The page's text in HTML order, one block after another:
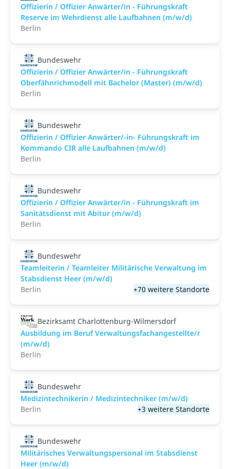
Offizierin / Offizier Anwärter/in - Führungskraft
Reserve im Wehrdienst alle Laufbahnen (m/w/d)
Berlin
Bundeswehr
Offizierin / Offizier Anwärter/in - Führungskraft
Oberfähnrichmodell mit Bachelor (Master) (m/w/d)
Berlin
Bundeswehr
Offizierin / Offizier Anwärter/-in- Führungskraft im
Kommando CIR alle Laufbahnen (m/w/d)
Berlin
Bundeswehr
Offizierin / Offizier Anwärter/in - Führungskraft im
Sanitätsdienst mit Abitur (m/w/d)
Berlin
Bundeswehr
Teamleiterin / Teamleiter Militärische Verwaltung im
Stabsdienst Heer (m/w/d)
Berlin
+70 weitere Standorte
Bezirksamt Charlottenburg-Wilmersdorf
Ausbildung im Beruf Verwaltungsfachangestellte/r
(m/w/d)
Berlin
Bundeswehr
Medizintechnikerin / Medizintechniker (m/w/d)
Berlin
+3 weitere Standorte
Bundeswehr
Militärisches Verwaltungspersonal im Stabsdienst
Heer (m/w/d)